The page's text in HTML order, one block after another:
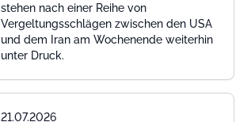
stehen nach einer Reihe von
Vergeltungsschlägen zwischen den USA
und dem Iran am Wochenende weiterhin
unter Druck.
21.07.2026